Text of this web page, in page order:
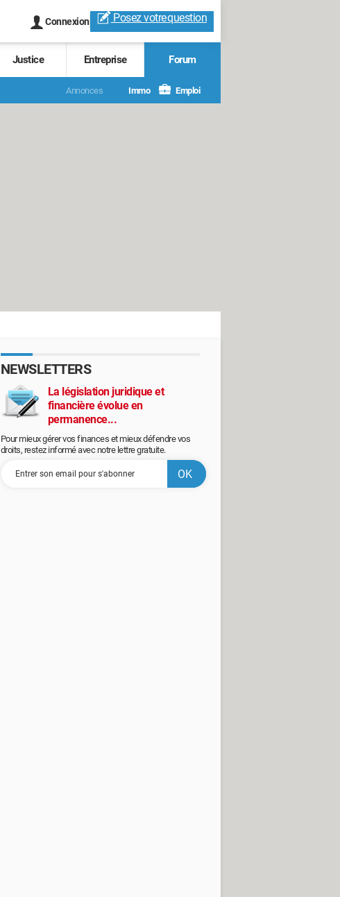
Connexion Posez votrequestion
Justice Entreprise Forum
Annonces Immo Emploi
NEWSLETTERS
La législation juridique et
financière évolue en
permanence...
Pour mieux gérer vos finances et mieux défendre vos
droits, restez informé avec notre lettre gratuite.